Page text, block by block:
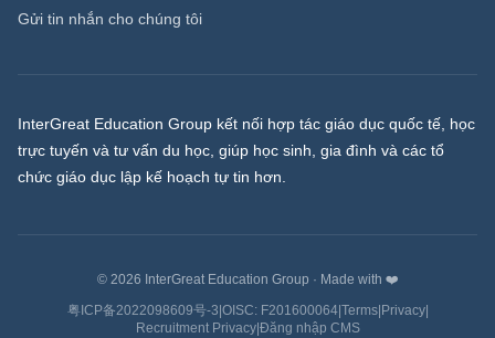
Gửi tin nhắn cho chúng tôi
InterGreat Education Group kết nối hợp tác giáo dục quốc tế, học
trực tuyến và tư vấn du học, giúp học sinh, gia đình và các tổ
chức giáo dục lập kế hoạch tự tin hơn.
© 2026 InterGreat Education Group · Made with ❤️
粤ICP备2022098609号-3 OISC: F201600064| Terms| Privacy|
Recruitment Privacy| Đăng nhập CMS